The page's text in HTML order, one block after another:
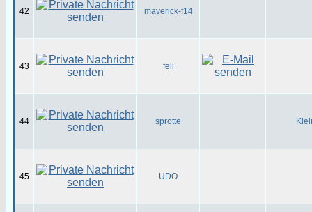
42 maverick-f14
43 feli
44 sprotte
45 UDO